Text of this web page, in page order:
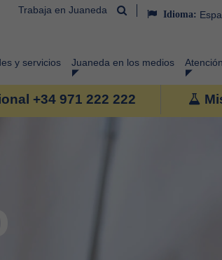
Trabaja en Juaneda Idioma:
y servicios Juaneda en los medios
+34 971 222 222